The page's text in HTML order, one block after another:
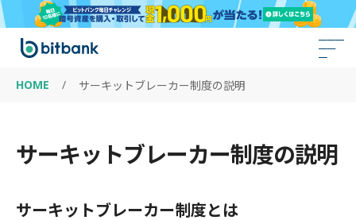
HOME / サーキットブレーカー制度の説明
サーキットブレーカー制度の説明
サーキットブレーカー制度とは